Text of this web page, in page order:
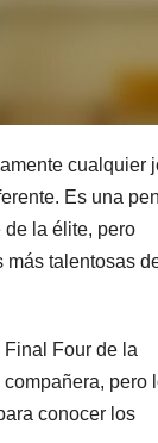
cualquier
Es una
de la élite, pero
más talentosas
Four de la
pero
conocer los